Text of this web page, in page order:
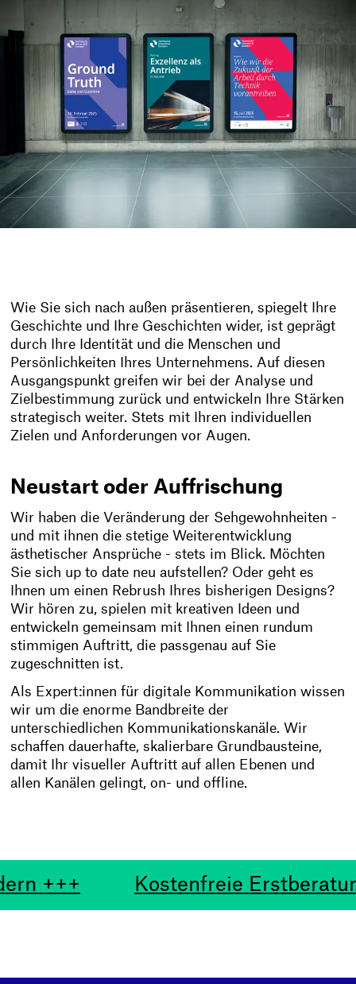
Wie Sie sich nach außen präsentieren, spiegelt Ihre
Geschichte und Ihre Geschichten wider, ist geprägt
durch Ihre Identität und die Menschen und
Persönlichkeiten Ihres Unternehmens. Auf diesen
Ausgangspunkt greifen wir bei der Analyse und
Zielbestimmung zurück und entwickeln Ihre Stärken
strategisch weiter. Stets mit Ihren individuellen
Zielen und Anforderungen vor Augen.
Neustart oder Auffrischung
Wir haben die Veränderung der Sehgewohnheiten -
und mit ihnen die stetige Weiterentwicklung
ästhetischer Ansprüche - stets im Blick. Möchten
Sie sich up to date neu aufstellen? Oder geht es
Ihnen um einen Rebrush Ihres bisherigen Designs?
Wir hören zu, spielen mit kreativen Ideen und
entwickeln gemeinsam mit Ihnen einen rundum
stimmigen Auftritt, die passgenau auf Sie
zugeschnitten ist.
Als Expert:innen für digitale Kommunikation wissen
wir um die enorme Bandbreite der
unterschiedlichen Kommunikationskanäle. Wir
schaffen dauerhafte, skalierbare Grundbausteine,
damit Ihr visueller Auftritt auf allen Ebenen und
allen Kanälen gelingt, on- und offline.
Erstberatung anfordern +++